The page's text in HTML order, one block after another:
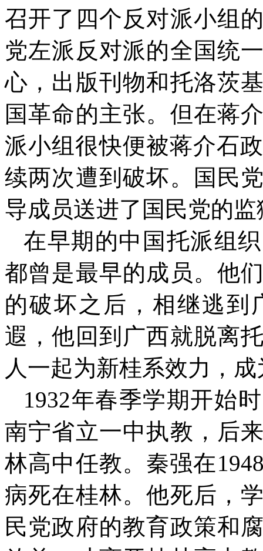
召开了四个反对派小组
党左派反对派的全国统
心，出版刊物和托洛茨
国革命的主张。但在蒋
派小组很快便被蒋介石
续两次遭到破坏。国民
导成员送进了国民党的监
在早期的中国托派组
都曾是最早的成员。他
的破坏之后，相继逃到
遐，他回到广西就脱离
人一起为新桂系效力，
1932年春季学期开始
南宁省立一中执教，后
林高中任教。秦强在
病死在桂林。他死后，
民党政府的教育政策和